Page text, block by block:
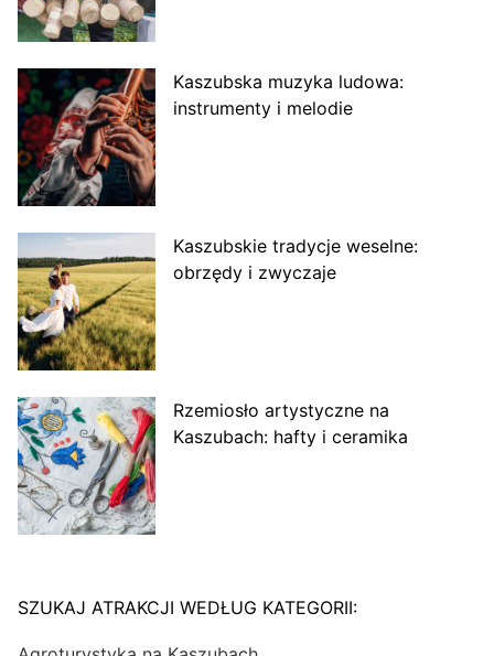
Kaszubska muzyka ludowa:
instrumenty i melodie
Kaszubskie tradycje weselne:
obrzędy i zwyczaje
Rzemiosło artystyczne na
Kaszubach: hafty i ceramika
SZUKAJ ATRAKCJI WEDŁUG KATEGORII: